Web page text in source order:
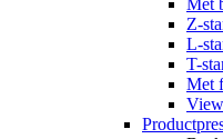
Met
Z-
L-
T-
Met